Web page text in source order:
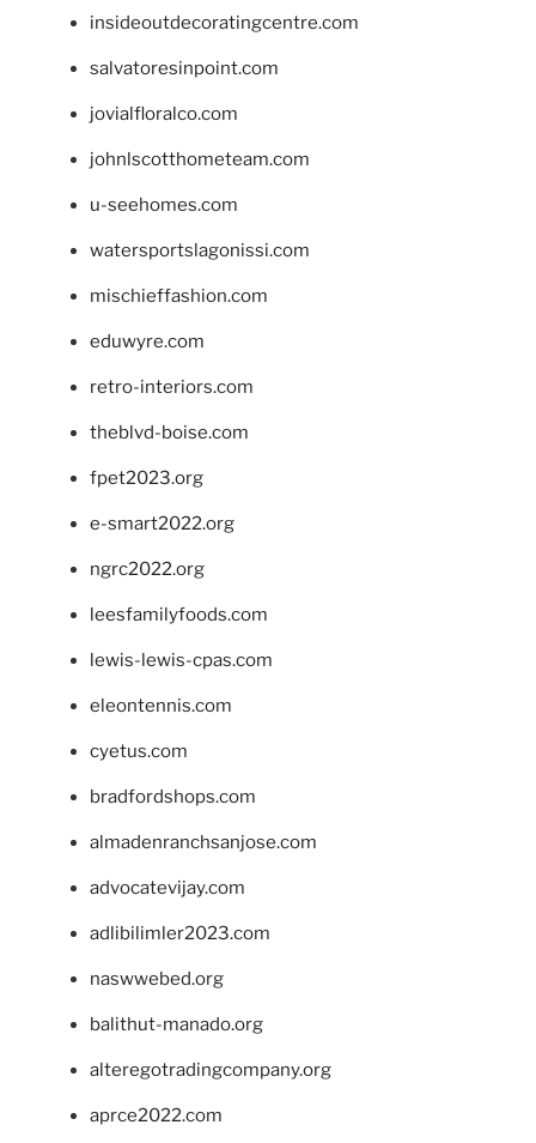
insideoutdecoratingcentre.com
salvatoresinpoint.com
jovialfloralco.com
johnlscotthometeam.com
u-seehomes.com
watersportslagonissi.com
mischieffashion.com
eduwyre.com
retro-interiors.com
theblvd-boise.com
fpet2023.org
e-smart2022.org
ngrc2022.org
leesfamilyfoods.com
lewis-lewis-cpas.com
eleontennis.com
cyetus.com
bradfordshops.com
almadenranchsanjose.com
advocatevijay.com
adlibilimler2023.com
naswwebed.org
balithut-manado.org
alteregotradingcompany.org
aprce2022.com